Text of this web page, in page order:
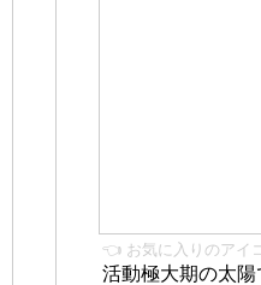
👈 お気に入りのアイ
活動極大期の太